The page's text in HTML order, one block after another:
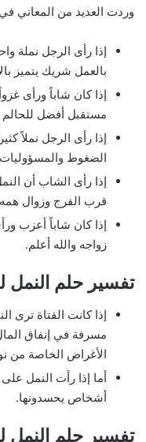
وردت العديد من المعاني
إذا رأى الرجل نملة
بالعمل شريك يتميز
إذا كان شاباً ورأى
مستقبل أفضل للحالم
إذا رأى الرجل نملاً
الضغوط والمسؤوليات
إذا رأى الشاب أن
قرب الفرج وزوال همه
إذا كان شاباً أعزب
زواجه والله أعلم.
تفسير حلم النمل
إذا كانت الفتاة ترى
مسرفة في إنفاق
الأغراض الخاصة من
أما إذا رأت النمل
أشخاص يحسدونها.
تفسير حلم النمل